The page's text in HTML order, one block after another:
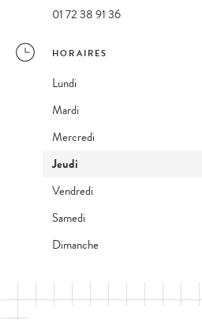
01 72 38 91 36
HORAIRES
Lundi
Mardi
Mercredi
Jeudi
Vendredi
Samedi
Dimanche